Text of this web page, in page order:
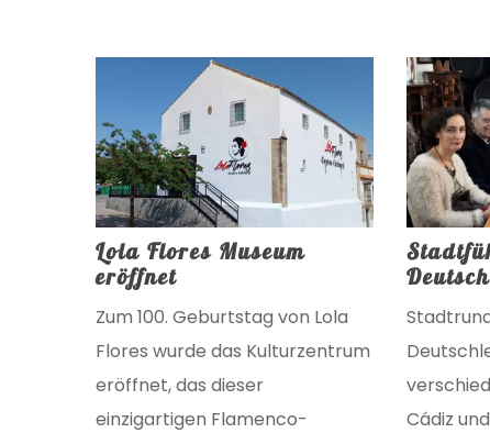
Lola Flores Museum
eröffnet
Zum 100. Geburtstag von Lola
Flores wurde das Kulturzentrum
eröffnet, das dieser
einzigartigen Flamenco-
Cádiz